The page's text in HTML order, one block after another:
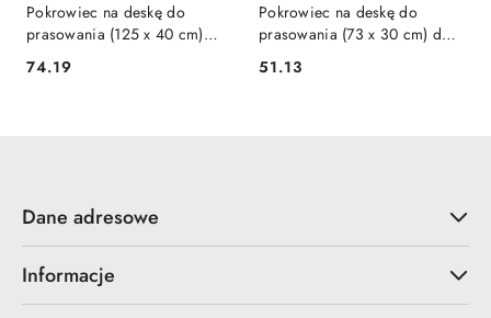
Pokrowiec na deskę do
prasowania (125 x 40 cm)
71613 LEIFHEIT LEIFHEIT
Cena:
74.19
Pokrowiec na deskę do
prasowania (73 x 30 cm) do
AirBoard Compact 72394
LEIFHEIT LEIFHEIT
Cena:
51.13
Dane adresowe
Informacje